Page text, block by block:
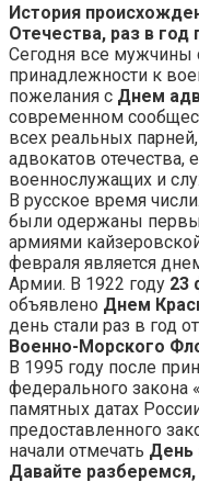
История
Отечества, раз в
Сегодня все мужчины
принадлежности к
пожелания с Днем
современном
всех реальных
адвокатов
военнослужащих и
В русское время
были одержаны
армиями
февраля является
Армии. В 1922 году 23
объявлено Днем
день стали раз в год
Военно-Морского
В 1995 году после
федерального закона
памятных датах
предоставленного
начали отмечать День
Давайте